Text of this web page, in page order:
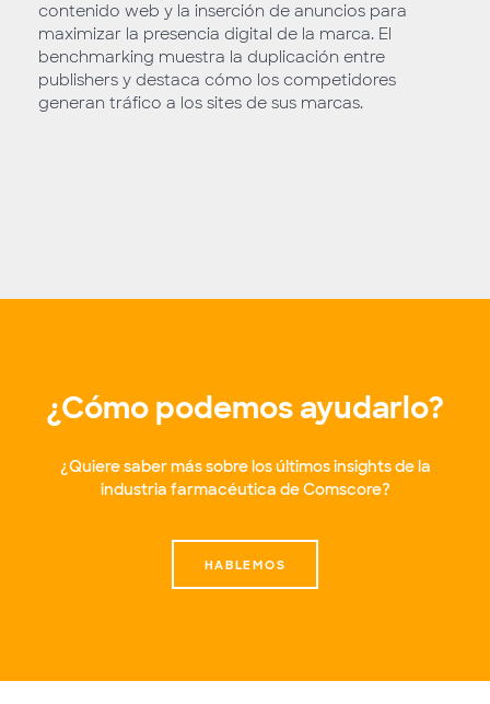
contenido web y la inserción de anuncios para
maximizar la presencia digital de la marca. El
benchmarking muestra la duplicación entre
publishers y destaca cómo los competidores
generan tráfico a los sites de sus marcas.
¿Cómo podemos ayudarlo?
¿Quiere saber más sobre los últimos insights de la
industria farmacéutica de Comscore?
HABLEMOS